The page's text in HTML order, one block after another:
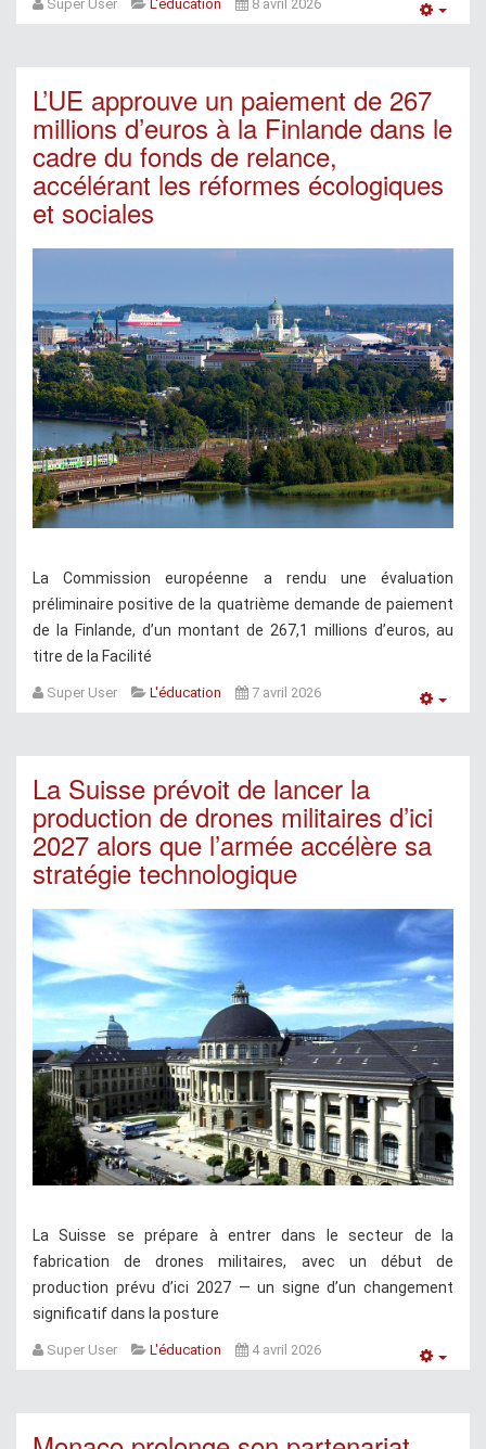
Super User L'éducation 8 avril 2026
L’UE approuve un paiement de 267
millions d’euros à la Finlande dans le
cadre du fonds de relance,
accélérant les réformes écologiques
et sociales
La Commission européenne a rendu une évaluation
préliminaire positive de la quatrième demande de paiement
de la Finlande, d’un montant de 267,1 millions d’euros, au
titre de la Facilité
Super User L'éducation 7 avril 2026
La Suisse prévoit de lancer la
production de drones militaires d’ici
2027 alors que l’armée accélère sa
stratégie technologique
La Suisse se prépare à entrer dans le secteur de la
fabrication de drones militaires, avec un début de
production prévu d’ici 2027 — un signe d’un changement
significatif dans la posture
Super User L'éducation 4 avril 2026